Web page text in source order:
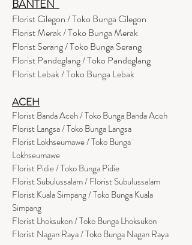
BANTEN
Florist Cilegon / Toko Bunga Cilegon
Florist Merak / Toko Bunga Merak
Florist Serang / Toko Bunga Serang
Florist Pandeglang / Toko Pandeglang
Florist Lebak / Toko Bunga Lebak
ACEH
Florist Banda Aceh / Toko Bunga Banda Aceh
Florist Langsa / Toko Bunga Langsa
Florist Lokhseumawe / Toko Bunga
Lokhseumawe
Florist Pidie / Toko Bunga Pidie
Florist Subulussalam / Florist Subulussalam
Florist Kuala Simpang / Toko Bunga Kuala
Simpang
Florist Lhoksukon / Toko Bunga Lhoksukon
Florist Nagan Raya / Toko Bunga Nagan Raya